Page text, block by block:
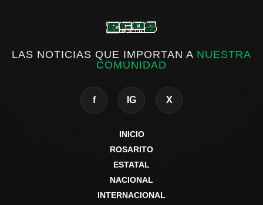
LAS NOTICIAS QUE IMPORTAN A NUESTRA
COMUNIDAD
f IG X
INICIO
ROSARITO
ESTATAL
NACIONAL
INTERNACIONAL